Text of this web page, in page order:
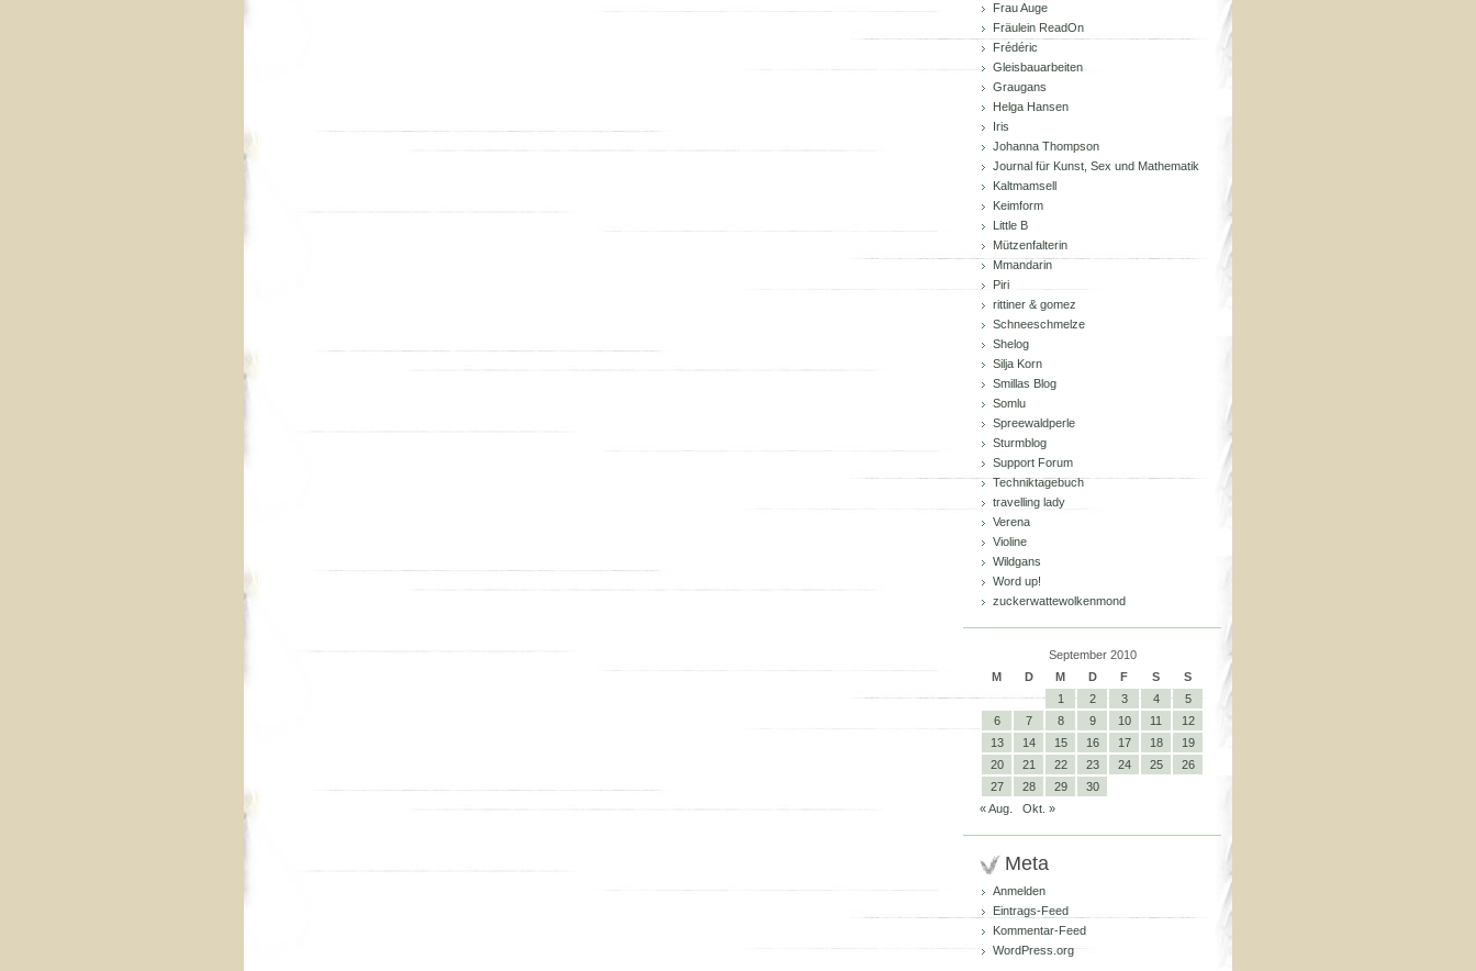
Frau Auge
Fräulein ReadOn
Frédéric
Gleisbauarbeiten
Graugans
Helga Hansen
Iris
Johanna Thompson
Journal für Kunst, Sex und Mathematik
Kaltmamsell
Keimform
Little B
Mützenfalterin
Mmandarin
Piri
rittiner & gomez
Schneeschmelze
Shelog
Silja Korn
Smillas Blog
Somlu
Spreewaldperle
Sturmblog
Support Forum
Techniktagebuch
travelling lady
Verena
Violine
Wildgans
Word up!
zuckerwattewolkenmond
September 2010
M
D M D F S
S
1
2 3 4
5
6
7 8 9 10 11
12
13
14 15 16 17 18
19
20
21 22 23 24 25
26
27
28 29
30
« Aug.
Okt. »
Meta
Anmelden
Eintrags-Feed
Kommentar-Feed
WordPress.org